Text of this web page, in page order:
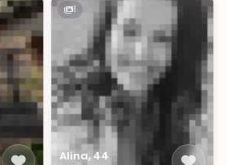
1
Alina, 44